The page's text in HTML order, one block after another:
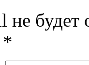
будет
*